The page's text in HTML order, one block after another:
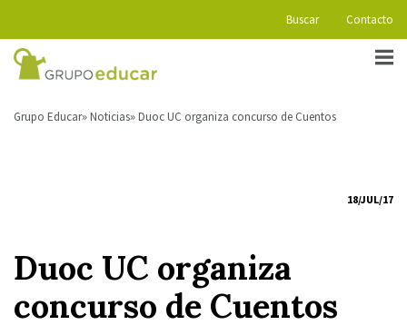
Buscar Contacto
Grupo Educar Noticias Duoc UC organiza concurso de Cuentos
18/JUL/17
Duoc UC organiza
concurso de Cuentos